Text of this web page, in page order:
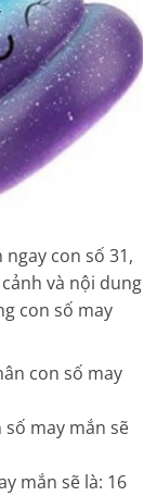
con số 31,
và nội dung
con số may
con số may
may mắn sẽ
mắn sẽ là: 16